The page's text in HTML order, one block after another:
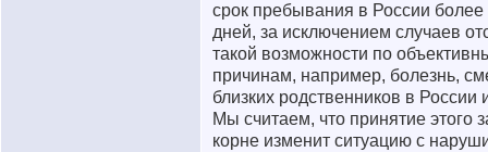
срок пребывания в России
дней, за исключением случаев
такой возможности по
причинам, например, болезнь,
близких родственников в России
Мы считаем, что принятие этого
корне изменит ситуацию с